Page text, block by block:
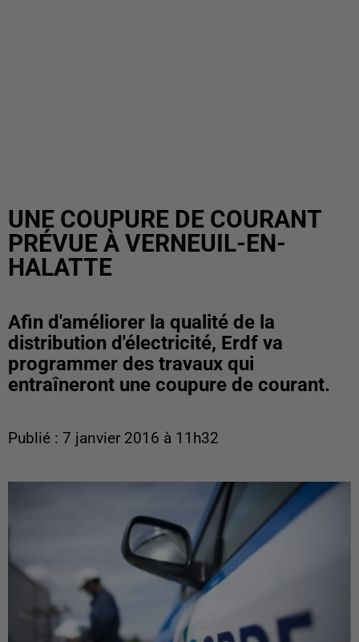
UNE COUPURE DE COURANT
PRÉVUE À VERNEUIL-EN-
HALATTE
Afin d'améliorer la qualité de la
distribution d'électricité, Erdf va
programmer des travaux qui
entraîneront une coupure de courant.
Publié : 7 janvier 2016 à 11h32